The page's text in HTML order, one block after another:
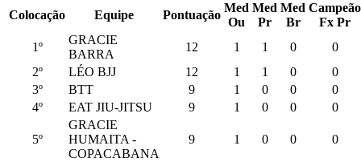
Colocação Equipe Pontuação
Med
Ou
Med
Pr
Med
Br
Campeão
Fx Pr
1º
GRACIE
BARRA
12 1 1 0
0
2º
LÉO BJJ 12 1 1 0
0
3º
BTT 9 1 0 0
0
4º
EAT JIU-JITSU 9 1 0 0 0
5º
GRACIE
HUMAITA -
COPACABANA
9 1 0 0 0